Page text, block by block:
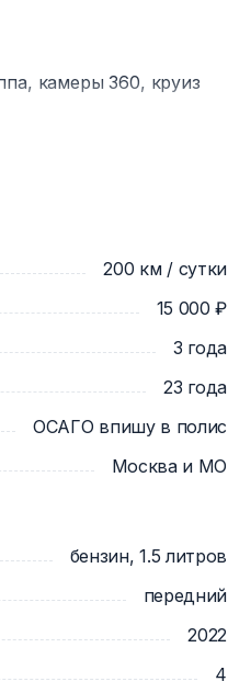
камеры 360, круиз
на весь срок
в срок или заранее;
авто
200 км / сутки
15 000 ₽
3 года
23 года
ОСАГО впишу в полис
Москва и МО
бензин, 1.5 литров
передний
2022
4